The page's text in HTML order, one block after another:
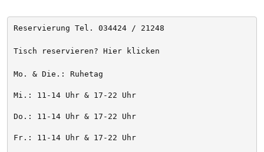
Reservierung Tel. 034424 / 21248
Tisch reservieren? Hier klicken
Mo. & Die.: Ruhetag
Mi.: 11-14 Uhr & 17-22 Uhr
Do.: 11-14 Uhr & 17-22 Uhr
Fr.: 11-14 Uhr & 17-22 Uhr